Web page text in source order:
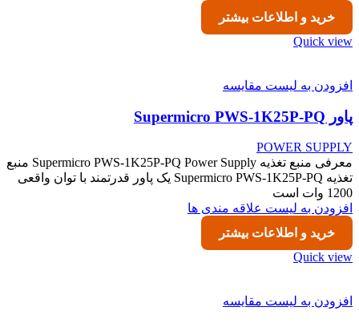
خرید و اطلاعات بیشتر
Quick view
افزودن به لیست مقایسه
پاور Supermicro PWS-1K25P-PQ
POWER SUPPLY
معرفی منبع تغذیه Supermicro PWS-1K25P-PQ Power Supply منبع
تغذیه Supermicro PWS-1K25P-PQ یک پاور قدرتمند با توان واقعی
1200 وات است
افزودن به لیست علاقه مندی ها
خرید و اطلاعات بیشتر
Quick view
افزودن به لیست مقایسه